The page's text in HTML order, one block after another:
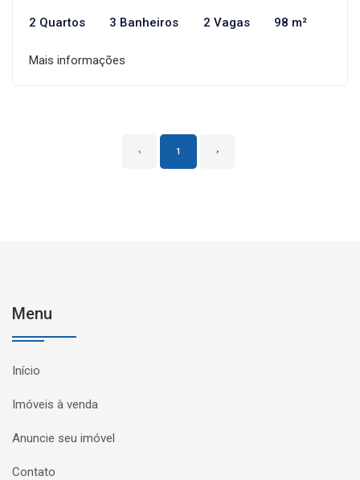
2 Quartos 3 Banheiros 2 Vagas 98 m²
Mais informações
‹ 1 ›
Menu
Início
Imóveis à venda
Anuncie seu imóvel
Contato